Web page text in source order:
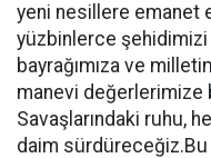
yeni nesillere emanet
yüzbinlerce şehidimizi
bayrağımıza ve
manevi değerlerimize
Savaşlarındaki ruhu,
daim